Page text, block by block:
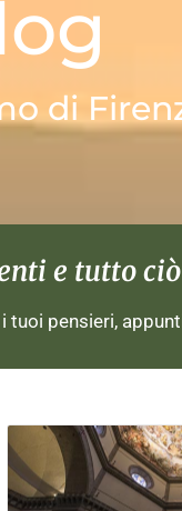
di
e tutto ciò
i tuoi pensieri,